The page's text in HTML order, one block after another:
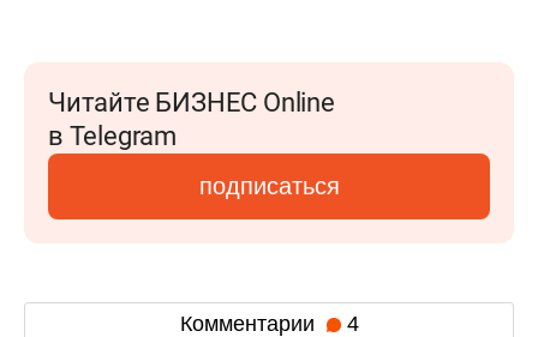
Читайте БИЗНЕС Online
в Telegram
подписаться
Комментарии 4